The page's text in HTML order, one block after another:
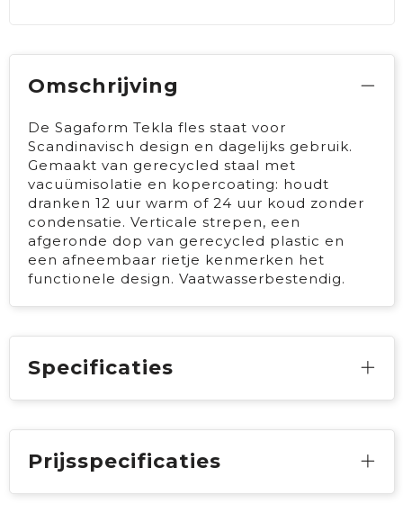
Omschrijving
De Sagaform Tekla fles staat voor
Scandinavisch design en dagelijks gebruik.
Gemaakt van gerecycled staal met
vacuümisolatie en kopercoating: houdt
dranken 12 uur warm of 24 uur koud zonder
condensatie. Verticale strepen, een
afgeronde dop van gerecycled plastic en
een afneembaar rietje kenmerken het
functionele design. Vaatwasserbestendig.
Specificaties
Prijsspecificaties